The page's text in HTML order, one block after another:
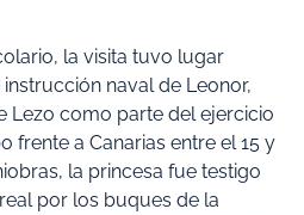
la visita tuvo lugar
naval de Leonor,
Lezo como parte del ejercicio
frente a Canarias entre el 15 y
la princesa fue testigo
por los buques de la